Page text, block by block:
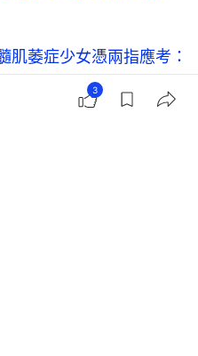
萎症少女憑兩指應考：
生棄做律師 所學知識用
3